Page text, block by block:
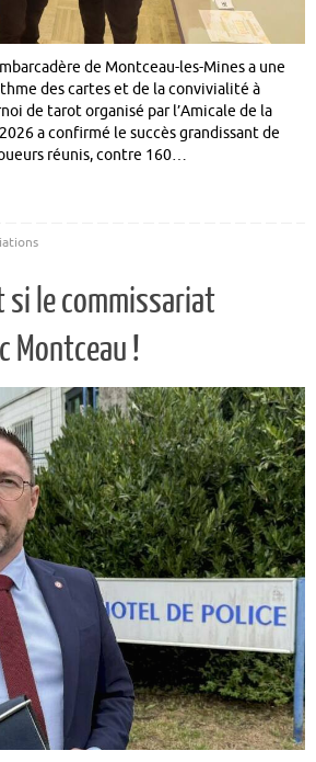
de Montceau-les-Mines a une
des cartes et de la convivialité à
de tarot organisé par l’Amicale de la
a confirmé le succès grandissant de
réunis, contre 160…
si le commissariat
Montceau !